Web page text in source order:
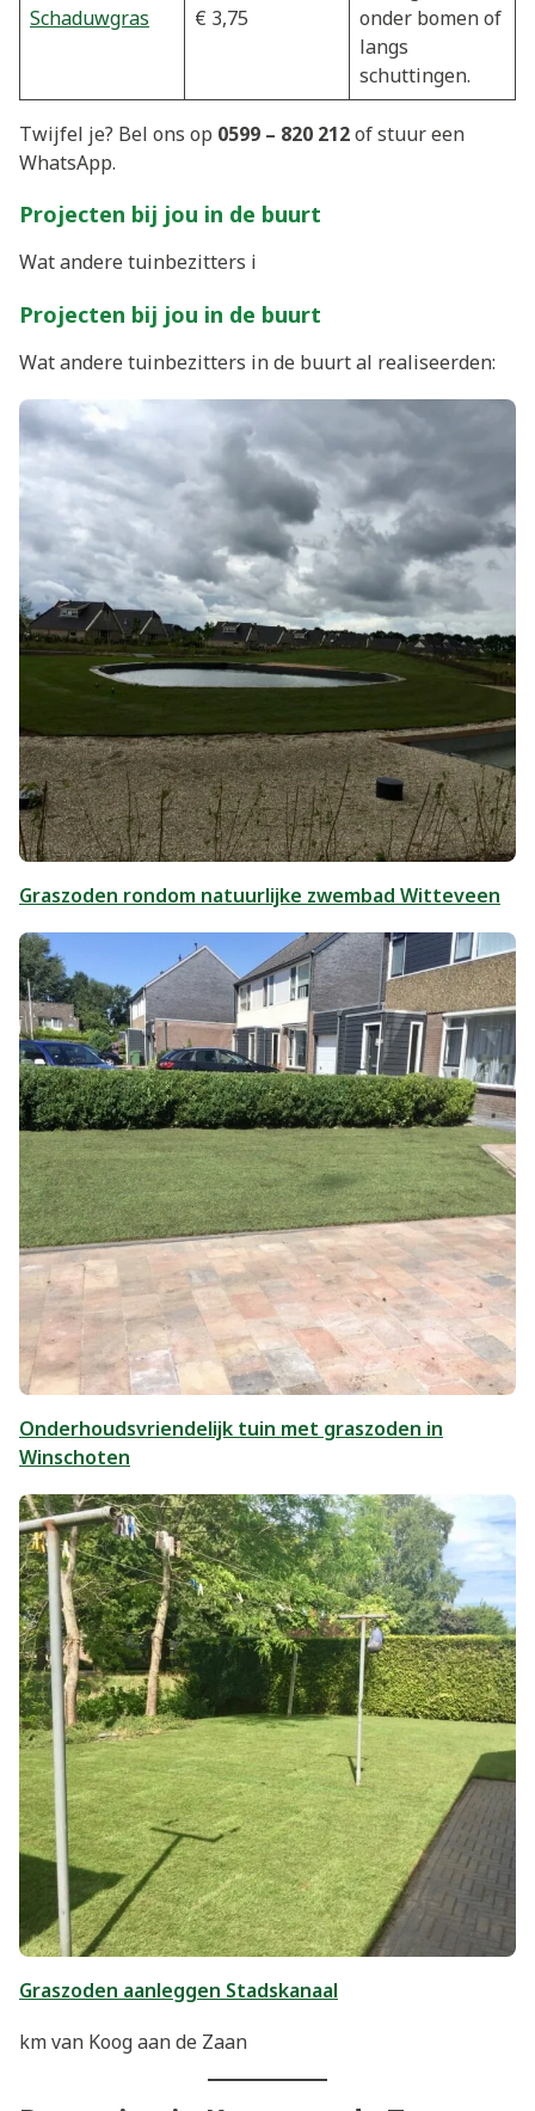
Schaduwgras € 3,75
onder bomen of
langs
schuttingen.
Twijfel je? Bel ons op 0599 – 820 212of stuur een
WhatsApp.
Projecten bij jou in de buurt
Wat andere tuinbezitters i
Projecten bij jou in de buurt
Wat andere tuinbezitters in de buurt al realiseerden:
Graszoden rondom natuurlijke zwembad Witteveen
Onderhoudsvriendelijk tuin met graszoden in
Winschoten
Graszoden aanleggen Stadskanaal
km van Koog aan de Zaan